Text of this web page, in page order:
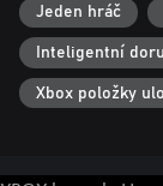
Jeden hráč
Inteligentní
Xbox položky